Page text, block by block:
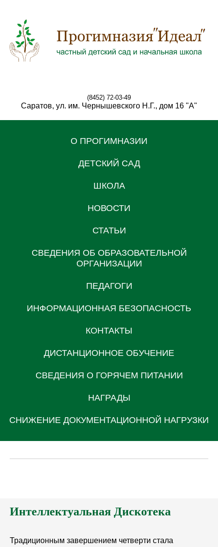
(8452) 72-03-49
Саратов, ул. им. Чернышевского Н.Г., дом 16 "А"
О ПРОГИМНАЗИИ
ДЕТСКИЙ САД
ШКОЛА
НОВОСТИ
СТАТЬИ
СВЕДЕНИЯ ОБ ОБРАЗОВАТЕЛЬНОЙ
ОРГАНИЗАЦИИ
ПЕДАГОГИ
ИНФОРМАЦИОННАЯ БЕЗОПАСНОСТЬ
КОНТАКТЫ
ДИСТАНЦИОННОЕ ОБУЧЕНИЕ
СВЕДЕНИЯ О ГОРЯЧЕМ ПИТАНИИ
НАГРАДЫ
СНИЖЕНИЕ ДОКУМЕНТАЦИОННОЙ НАГРУЗКИ
Интеллектуальная Дискотека
Традиционным завершением четверти стала